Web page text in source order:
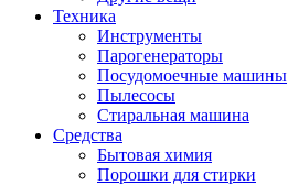
Техника
Инструменты
Парогенераторы
Посудомоечные машины
Пылесосы
Стиральная машина
Средства
Бытовая химия
Порошки для стирки